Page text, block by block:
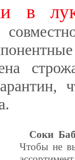
в
Соки
Чтобы не